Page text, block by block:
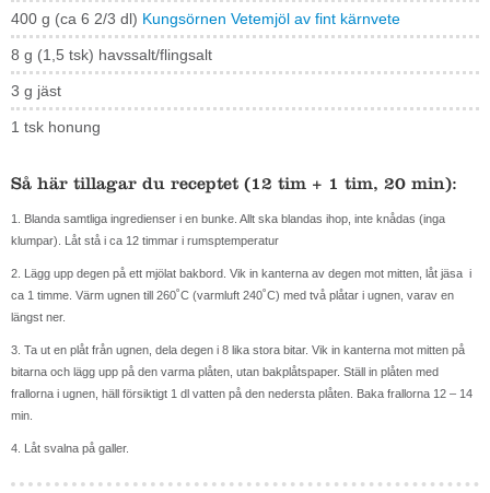
400 g (ca 6 2/3 dl) Kungsörnen Vetemjöl av fint kärnvete
8 g (1,5 tsk) havssalt/flingsalt
3 g jäst
1 tsk honung
Så här tillagar du receptet (12 tim + 1 tim, 20 min):
1. Blanda samtliga ingredienser i en bunke. Allt ska blandas ihop, inte knådas (inga
klumpar). Låt stå i ca 12 timmar i rumsptemperatur
2. Lägg upp degen på ett mjölat bakbord. Vik in kanterna av degen mot mitten, låt jäsa i
ca 1 timme. Värm ugnen till 260˚C (varmluft 240˚C) med två plåtar i ugnen, varav en
längst ner.
3. Ta ut en plåt från ugnen, dela degen i 8 lika stora bitar. Vik in kanterna mot mitten på
bitarna och lägg upp på den varma plåten, utan bakplåtspaper. Ställ in plåten med
frallorna i ugnen, häll försiktigt 1 dl vatten på den nedersta plåten. Baka frallorna 12 – 14
min.
4. Låt svalna på galler.